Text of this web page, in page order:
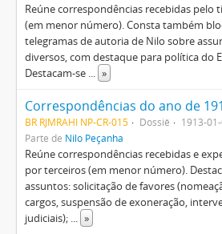
Reúne correspondências recebidas pelo
(em menor número). Consta também
telegramas de autoria de Nilo sobre
diversos, com destaque para política do
Destacam-se ... »
Correspondências do ano de
BR RJMRAHI NP-CR-015 Dossiê
1913-
Parte de Nilo Peçanha
Reúne correspondências recebidas e
por terceiros (em menor número).
assuntos: solicitação de favores
cargos, suspensão de exoneração,
judiciais); ... »